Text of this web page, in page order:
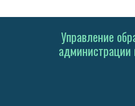
Управление
администрации